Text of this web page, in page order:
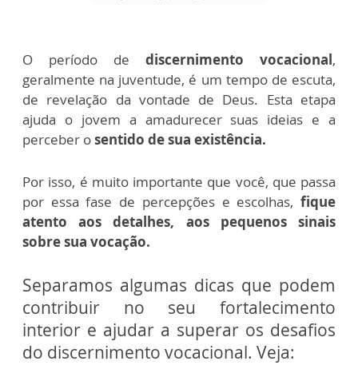
O período de discernimento vocacional,
geralmente na juventude, é um tempo de escuta,
de revelação da vontade de Deus. Esta etapa
ajuda o jovem a amadurecer suas ideias e a
perceber osentido de sua existência.
Por isso, é muito importante que você, que passa
por essa fase de percepções e escolhas, fique
atento aos detalhes, aos pequenos sinais
sobre sua vocação.
Separamos algumas dicas que podem
contribuir no seu fortalecimento
interior e ajudar a superar os desafios
do discernimento vocacional. Veja: